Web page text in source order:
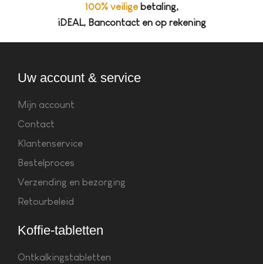
100% veiligebetaling,
iDEAL, Bancontact en op rekening
Uw account & service
Mijn account
Contact
Klantenservice
Bestelproces
Verzending en bezorging
Retourbeleid
Koffie-tabletten
Ontkalkingstabletten